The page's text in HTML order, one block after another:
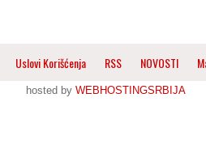
Uslovi Korišćenja RSS NOVOSTI
hosted by WEBHOSTINGSRBIJA